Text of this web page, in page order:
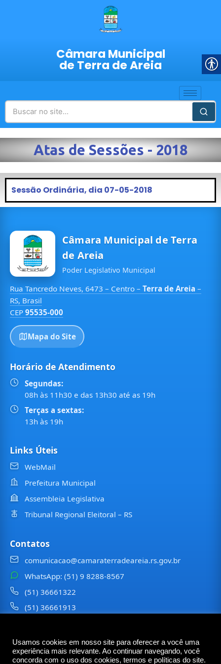
Câmara Municipal
de Terra de Areia
Atas de Sessões - 2018
Sessão Ordinária, dia 07-05-2018
Câmara Municipal de Terra
de Areia
Poder Legislativo Municipal
Rua Tancredo Neves, 6473 – Centro – Terra de Areia –
RS, Brasil
CEP 95535-000
Mapa do Site
Horário de Atendimento
Segundas:
08h às 11h30 e das 13h30 até as 19h
Terças a sextas:
13h às 19h
Links Úteis
WebMail
Prefeitura Municipal
Assembleia Legislativa
Tribunal Regional Eleitoral – RS
Contatos
comunicacao@camaraterradeareia.rs.gov.br
WhatsApp: (51) 9 8288-8567
(51) 36661322
(51) 36661913
©2026Câmara Municipal deTerra de Areia— Todos os
direitos reservados
Usamos cookies em nosso site para oferecer a você uma
experiência mais relevante. Ao continuar navegando, você
concorda com o uso dos cookies, termos e políticas do site.